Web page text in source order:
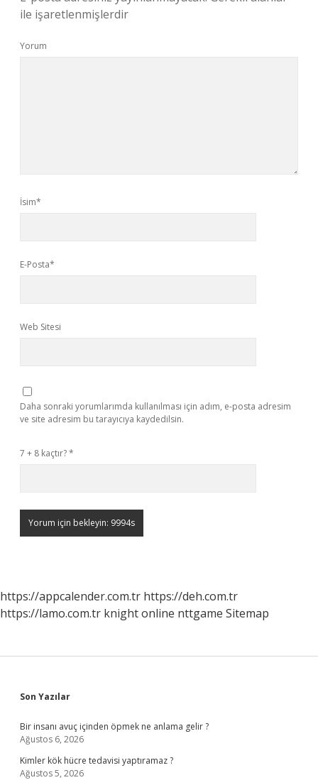
ile işaretlenmişlerdir
Yorum
İsim*
E-Posta*
Web Sitesi
Daha sonraki yorumlarımda kullanılması için adım, e-posta adresim
ve site adresim bu tarayıcıya kaydedilsin.
7 + 8 kaçtır?*
https://appcalender.com.tr https://deh.com.tr
https://lamo.com.tr knight online nttgame Sitemap
Sidebar
Son Yazılar
Bir insanı avuç içinden öpmek ne anlama gelir ?
Ağustos 6, 2026
Kimler kök hücre tedavisi yaptıramaz ?
Ağustos 5, 2026